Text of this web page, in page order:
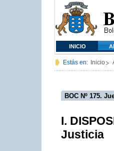
INICIO
Estás en: Inicio
BOC Nº 175.
I.
Justicia